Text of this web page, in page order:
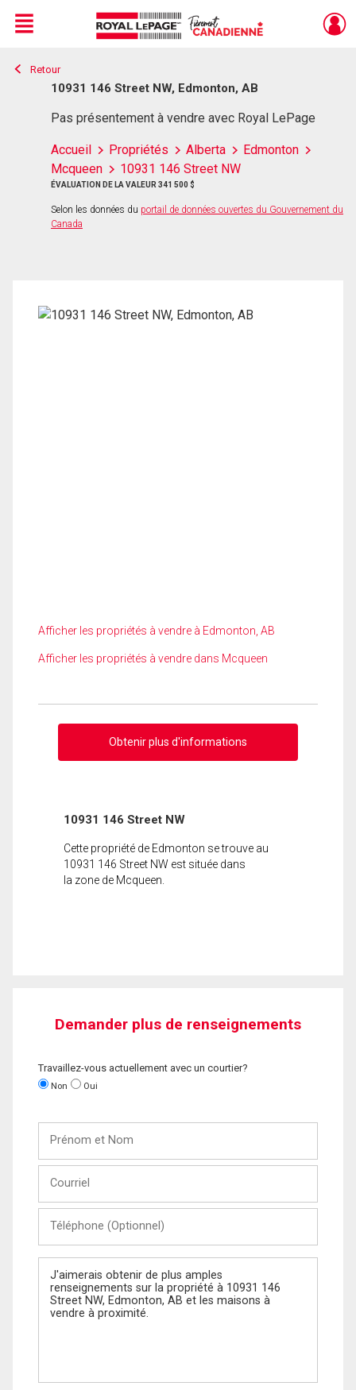
Live
En Direct
Menu
Retour
10931 146 Street NW, Edmonton, AB
Pas présentement à vendre avec Royal LePage
Accueil Propriétés Alberta
Edmonton
Mcqueen
10931 146 Street NW
ÉVALUATION DE LA VALEUR 341 500 $
Selon les données du portail de données ouvertes du Gouvernement du
Canada
Afficher les propriétés à vendre à Edmonton, AB
Afficher les propriétés à vendre dans Mcqueen
Obtenir plus d'informations
10931 146 Street NW
Cette propriété de Edmonton se trouve au
10931 146 Street NW est située dans
la zone de Mcqueen.
Demander plus de renseignements
Travaillez-vous actuellement avec un courtier?
Non Oui
Nom
(Optionnel)
Message